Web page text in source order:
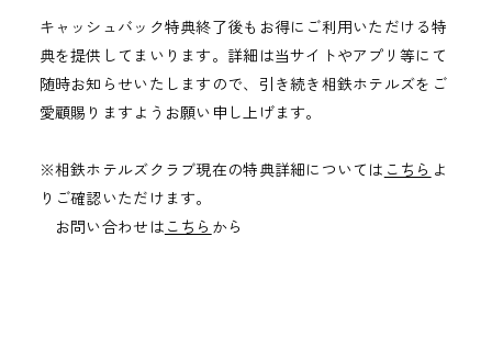
キャッシュバック特典終了後もお得にご利用いただける特
典を提供してまいります。詳細は当サイトやアプリ等にて
随時お知らせいたしますので、引き続き相鉄ホテルズをご
愛顧賜りますようお願い申し上げます。
※相鉄ホテルズクラブ現在の特典詳細については こちら よ
りご確認いただけます。
お問い合わせは こちら から